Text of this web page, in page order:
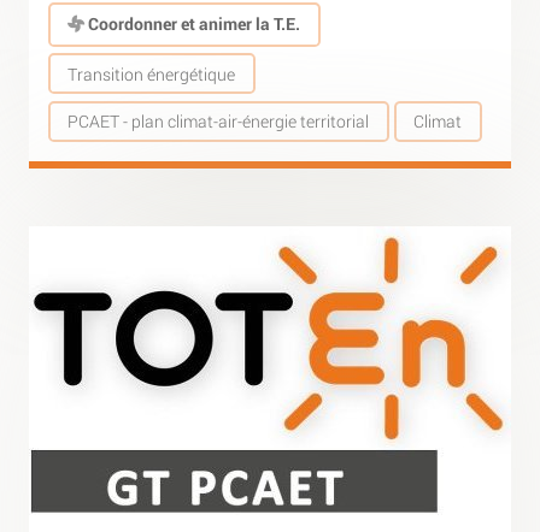
Coordonner et animer la T.E.
Transition énergétique
PCAET - plan climat-air-énergie territorial Climat